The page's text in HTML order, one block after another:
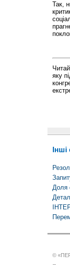
Так,
яку
Інші
Доля
©